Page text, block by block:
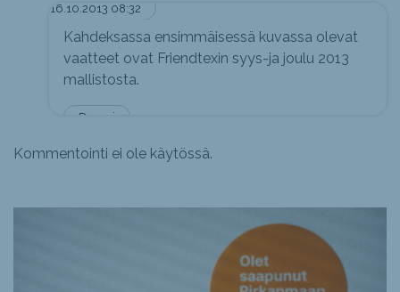
16.10.2013 08:32
Desapi
Kahdeksassa ensimmäisessä kuvassa olevat
vaatteet ovat Friendtexin syys-ja joulu 2013
mallistosta.
Kommentointi ei ole käytössä.